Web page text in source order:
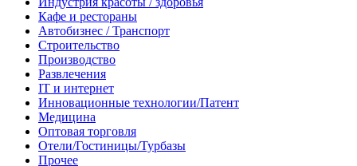
Кафе и рестораны
Автобизнес / Транспорт
Строительство
Производство
Развлечения
IT и интернет
Инновационные технологии/Патент
Медицина
Оптовая торговля
Отели/Гостиницы/Турбазы
Прочее